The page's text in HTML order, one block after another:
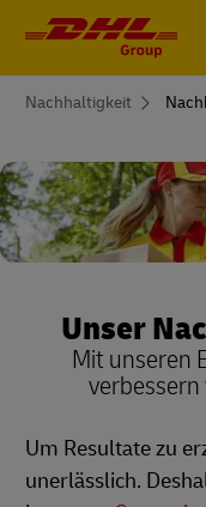
You
Nachhaltigkeit
Unser
Mit unseren
Um Resultate zu
unerlässlich.